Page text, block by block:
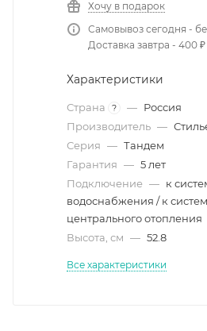
Хочу в подарок
Самовывоз сегодня -
Доставка завтра - 400 ₽
Характеристики
Страна ? — Россия
Производитель —
Серия — Тандем
Гарантия — 5 лет
Подключение — к
водоснабжения / к
центрального отопления
Высота, см — 52.8
Все характеристики